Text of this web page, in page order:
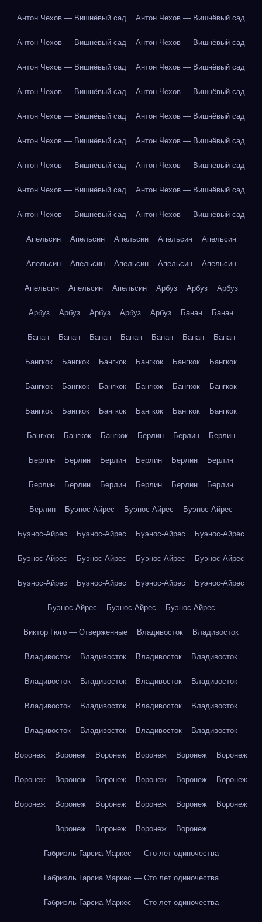
Антон Чехов — Вишнёвый сад Антон Чехов — Вишнёвый сад
Антон Чехов — Вишнёвый сад Антон Чехов — Вишнёвый сад
Антон Чехов — Вишнёвый сад Антон Чехов — Вишнёвый сад
Антон Чехов — Вишнёвый сад Антон Чехов — Вишнёвый сад
Антон Чехов — Вишнёвый сад Антон Чехов — Вишнёвый сад
Антон Чехов — Вишнёвый сад Антон Чехов — Вишнёвый сад
Антон Чехов — Вишнёвый сад Антон Чехов — Вишнёвый сад
Антон Чехов — Вишнёвый сад Антон Чехов — Вишнёвый сад
Антон Чехов — Вишнёвый сад Антон Чехов — Вишнёвый сад
Апельсин Апельсин Апельсин Апельсин Апельсин
Апельсин Апельсин Апельсин Апельсин Апельсин
Апельсин Апельсин Апельсин Арбуз Арбуз Арбуз
Арбуз Арбуз Арбуз Арбуз Арбуз Банан Банан
Банан Банан Банан Банан Банан Банан Банан
Бангкок Бангкок Бангкок Бангкок Бангкок Бангкок
Бангкок Бангкок Бангкок Бангкок Бангкок Бангкок
Бангкок Бангкок Бангкок Бангкок Бангкок Бангкок
Бангкок Бангкок Бангкок Берлин Берлин Берлин
Берлин Берлин Берлин Берлин Берлин Берлин
Берлин Берлин Берлин Берлин Берлин Берлин
Берлин Буэнос-Айрес Буэнос-Айрес Буэнос-Айрес
Буэнос-Айрес Буэнос-Айрес Буэнос-Айрес Буэнос-Айрес
Буэнос-Айрес Буэнос-Айрес Буэнос-Айрес Буэнос-Айрес
Буэнос-Айрес Буэнос-Айрес Буэнос-Айрес Буэнос-Айрес
Буэнос-Айрес Буэнос-Айрес Буэнос-Айрес
Виктор Гюго — Отверженные Владивосток Владивосток
Владивосток Владивосток Владивосток Владивосток
Владивосток Владивосток Владивосток Владивосток
Владивосток Владивосток Владивосток Владивосток
Владивосток Владивосток Владивосток Владивосток
Воронеж Воронеж Воронеж Воронеж Воронеж Воронеж
Воронеж Воронеж Воронеж Воронеж Воронеж Воронеж
Воронеж Воронеж Воронеж Воронеж Воронеж Воронеж
Воронеж Воронеж Воронеж Воронеж
Габриэль Гарсиа Маркес — Сто лет одиночества
Габриэль Гарсиа Маркес — Сто лет одиночества
Габриэль Гарсиа Маркес — Сто лет одиночества